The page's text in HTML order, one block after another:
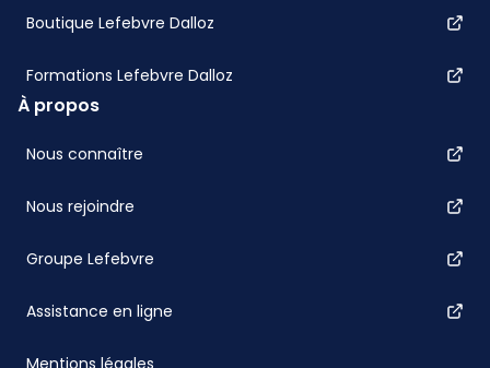
Boutique Lefebvre Dalloz
Formations Lefebvre Dalloz
À propos
Nous connaître
Nous rejoindre
Groupe Lefebvre
Assistance en ligne